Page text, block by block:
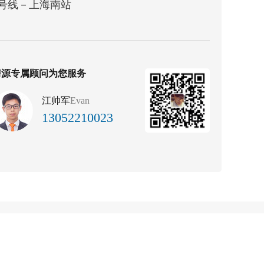
线－上海南站
专属顾问为您服务
江帅军Evan
13052210023